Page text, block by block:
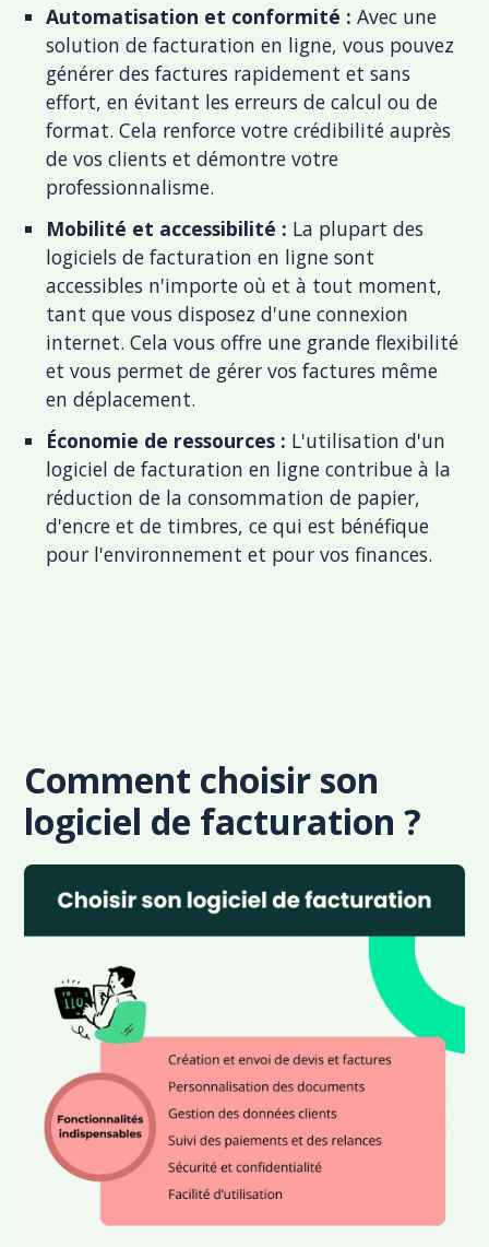
Automatisation et conformité :Avec une
solution de facturation en ligne, vous pouvez
générer des factures rapidement et sans
effort, en évitant les erreurs de calcul ou de
format. Cela renforce votre crédibilité auprès
de vos clients et démontre votre
professionnalisme.
Mobilité et accessibilité : La plupart des
logiciels de facturation en ligne sont
accessibles n'importe où et à tout moment,
tant que vous disposez d'une connexion
internet. Cela vous offre une grande flexibilité
et vous permet de gérer vos factures même
en déplacement.
Économie de ressources : L'utilisation d'un
logiciel de facturation en ligne contribue à la
réduction de la consommation de papier,
d'encre et de timbres, ce qui est bénéfique
pour l'environnement et pour vos finances.
Comment choisir son
logiciel de facturation ?